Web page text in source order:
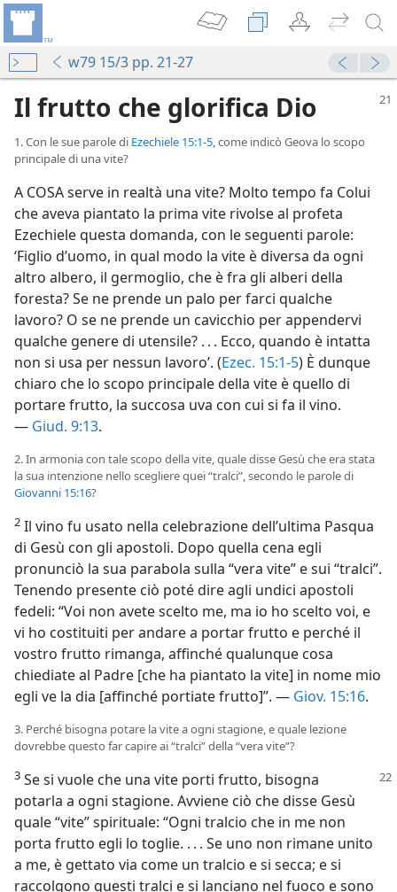
w79 15/3 pp. 21-27
Il frutto che glorifica Dio
1. Con le sue parole di Ezechiele 15:1-5, come indicò Geova lo scopo
principale di una vite?
A COSA serve in realtà una vite? Molto tempo fa Colui
che aveva piantato la prima vite rivolse al profeta
Ezechiele questa domanda, con le seguenti parole:
‘Figlio d’uomo, in qual modo la vite è diversa da ogni
altro albero, il germoglio, che è fra gli alberi della
foresta? Se ne prende un palo per farci qualche
lavoro? O se ne prende un cavicchio per appendervi
qualche genere di utensile? . . . Ecco, quando è intatta
non si usa per nessun lavoro’. (Ezec. 15:1-5) È dunque
chiaro che lo scopo principale della vite è quello di
portare frutto, la succosa uva con cui si fa il vino.
— Giud. 9:13.
2. In armonia con tale scopo della vite, quale disse Gesù che era stata
la sua intenzione nello scegliere quei “tralci”, secondo le parole di
Giovanni 15:16?
2 Il vino fu usato nella celebrazione dell’ultima Pasqua
di Gesù con gli apostoli. Dopo quella cena egli
pronunciò la sua parabola sulla “vera vite” e sui “tralci”.
Tenendo presente ciò poté dire agli undici apostoli
fedeli: “Voi non avete scelto me, ma io ho scelto voi, e
vi ho costituiti per andare a portar frutto e perché il
vostro frutto rimanga, affinché qualunque cosa
chiediate al Padre [che ha piantato la vite] in nome mio
egli ve la dia [affinché portiate frutto]”. — Giov. 15:16.
3. Perché bisogna potare la vite a ogni stagione, e quale lezione
dovrebbe questo far capire ai “tralci” della “vera vite”?
3 Se si vuole che una vite porti frutto, bisogna
potarla a ogni stagione. Avviene ciò che disse Gesù
quale “vite” spirituale: “Ogni tralcio che in me non
porta frutto egli lo toglie. . . . Se uno non rimane unito
a me, è gettato via come un tralcio e si secca; e si
raccolgono questi tralci e si lanciano nel fuoco e sono